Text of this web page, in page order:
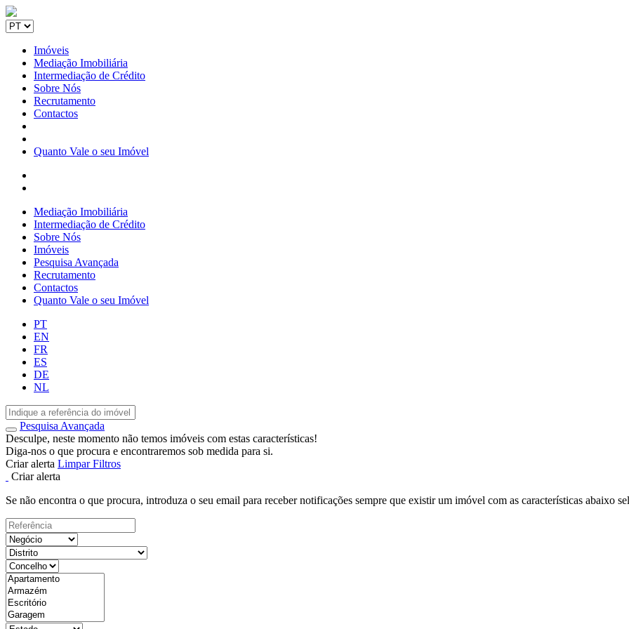
Imóveis
Mediação Imobiliária
Intermediação de Crédito
Sobre Nós
Recrutamento
Contactos
Quanto Vale o seu Imóvel
Mediação Imobiliária
Intermediação de Crédito
Sobre Nós
Imóveis
Pesquisa Avançada
Recrutamento
Contactos
Quanto Vale o seu Imóvel
PT
EN
FR
ES
DE
NL
Pesquisa Avançada
Desculpe, neste momento não temos imóveis com estas características!
Diga-nos o que procura e encontraremos sob medida para si.
Criar alerta Limpar Filtros
Criar alerta
Se não encontra o que procura, introduza o seu email para receber notificações sempre que existir um imóvel com as características abaixo